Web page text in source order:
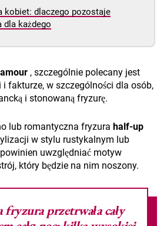
kobiet: dlaczego pozostaje
dla każdego
, szczególnie polecany jest
i fakturze, w szczególności dla osób,
i stonowaną fryzurę.
lub romantyczna fryzura half-up
w stylu rustykalnym lub
uwzględniać motyw
który będzie na nim noszony.
przetrwała cały